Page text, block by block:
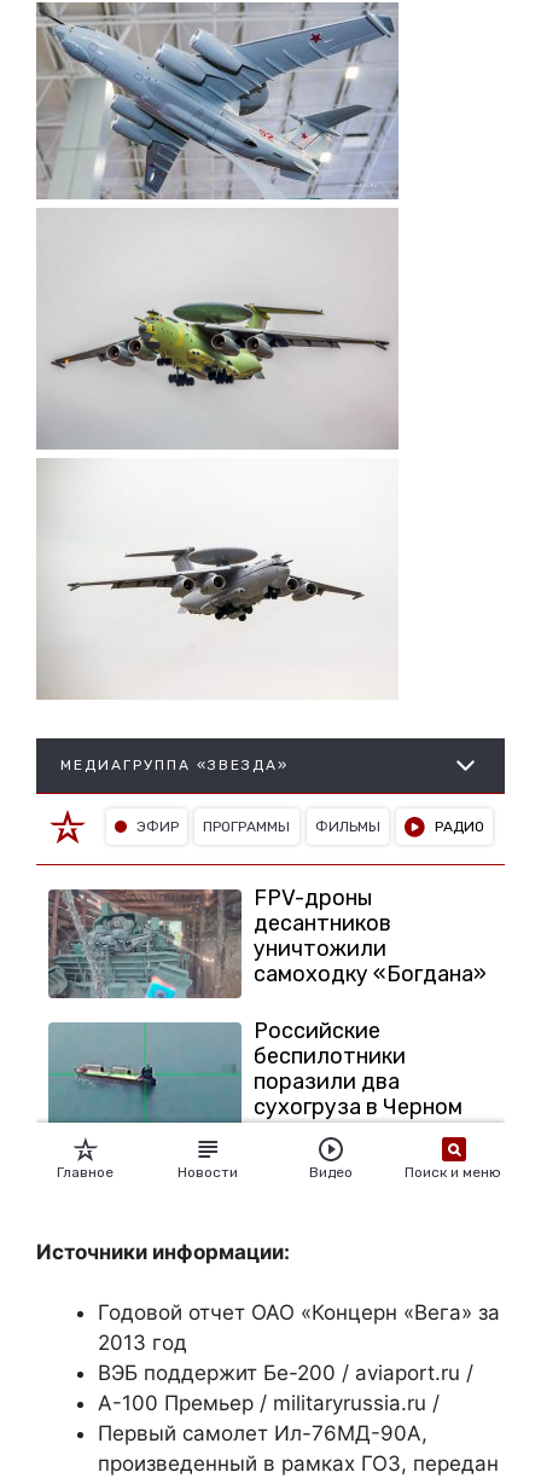
Источники информации:
Годовой отчет ОАО «Концерн «Вега» за
2013 год
ВЭБ поддержит Бе-200 / aviaport.ru /
А-100 Премьер / militaryrussia.ru /
Первый самолет Ил-76МД-90А,
произведенный в рамках ГОЗ, передан